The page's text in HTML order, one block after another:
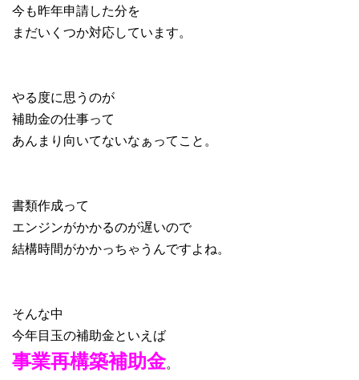
今も昨年申請した分を
まだいくつか対応しています。
やる度に思うのが
補助金の仕事って
あんまり向いてないなぁってこと。
書類作成って
エンジンがかかるのが遅いので
結構時間がかかっちゃうんですよね。
そんな中
今年目玉の補助金といえば
事業再構築補助金。